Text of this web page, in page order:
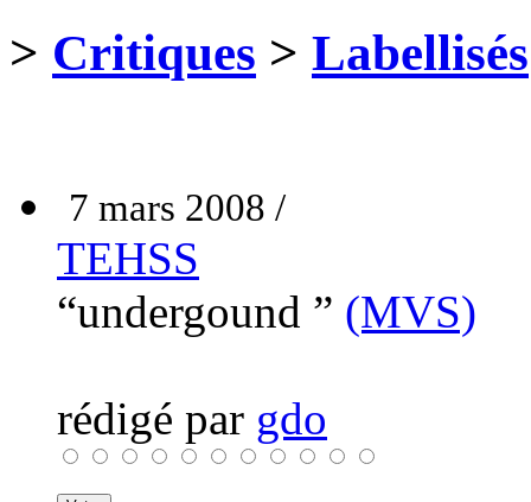
> Critiques > Labellisés
7 mars 2008 /
TEHSS
“undergound ” (MVS)
rédigé par gdo